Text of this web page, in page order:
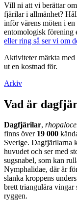
Vill ni att vi berättar
fjärilar i allmänhet?
inför vårens möten i
entomologisk förening
eller ring så ser vi om
Aktiviteter märkta med
ut en kostnad för.
Arkiv
Vad är
Dagfjärilar,
finns över 19 000
Sverige. Dagfjärilarna
huvudet och ser med
sugsnabel, som kan
Nymphalidae, där är
slanka kroppens
brett triangulära vingar
ryggen.